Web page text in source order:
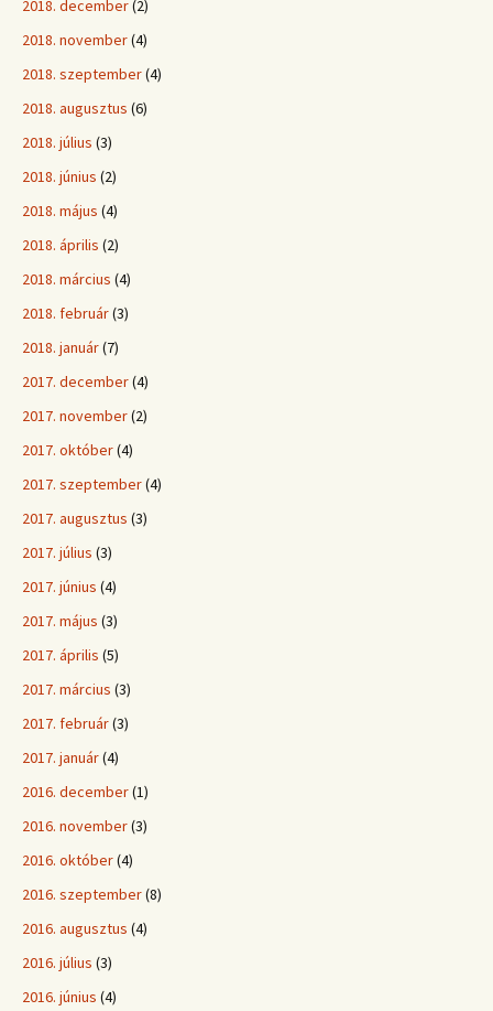
2018. december(2)
2018. november(4)
2018. szeptember(4)
2018. augusztus (6)
2018. július (3)
2018. június (2)
2018. május (4)
2018. április (2)
2018. március (4)
2018. február(3)
2018. január(7)
2017. december(4)
2017. november(2)
2017. október(4)
2017. szeptember(4)
2017. augusztus (3)
2017. július (3)
2017. június (4)
2017. május (3)
2017. április (5)
2017. március (3)
2017. február(3)
2017. január(4)
2016. december(1)
2016. november(3)
2016. október(4)
2016. szeptember(8)
2016. augusztus (4)
2016. július (3)
2016. június (4)